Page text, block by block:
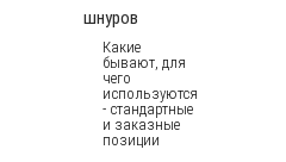
шнуров
Какие
бывают, для
чего
используются
- стандартные
и заказные
позиции